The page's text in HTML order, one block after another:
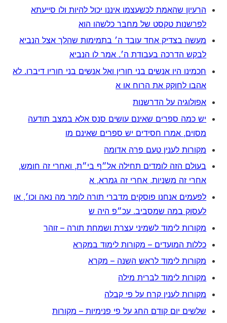
הרעיון שהאמת לכשעצמו איננו יכול להיות ולו סייעתא
לפרשנות טקסט של מחבר כלשהו הוא
מעשה בצדיק אחד עובד ה׳ בתמימות שהלך אצל הנביא
לבקש הדרכה בעבודת ה׳. אמר לו הנביא
חכמינו היו אנשים בני חורין ואל אנשים בני חוריו דיברו. לא
אהבו לחוקק את הרוח או א
אפולוגיה על הדרשנות
יש כמה ספרים שאינם עושים סנס אלא במצב תודעה
מסוים, אמרו חסידים יש ספרים שאינם מו
מקורות לענין טעם פרה אדומה
בעולם הזה לומדים תחילה אל״ף בי״ת, ואחרי זה חומש,
אחרי זה משניות, אחרי זה גמרא, א
לפעמים אנחנו פוסקים מדברי תורה לומר מה נאה וכו׳, או
לעסוק במה שמסביב. עכ״פ היה ש
מקורות לימוד לשמיני עצרת ושמחת תורה – זוהר
כללות המועדים – מקורות לימוד במקרא
מקורות לימוד לראש השנה – מקרא
מקורות לימוד לברית מילה
מקורות לענין קרח על פי קבלה
שלשים יום קודם החג על פי פנימיות – מקורות